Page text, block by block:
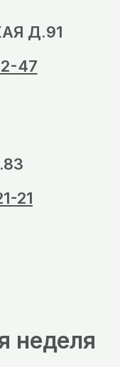
Д.91
47
21
неделя